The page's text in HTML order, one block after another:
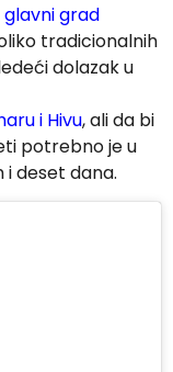
glavni grad
tradicionalnih
dolazak u
i Hivu, ali da bi
potrebno je u
deset dana.